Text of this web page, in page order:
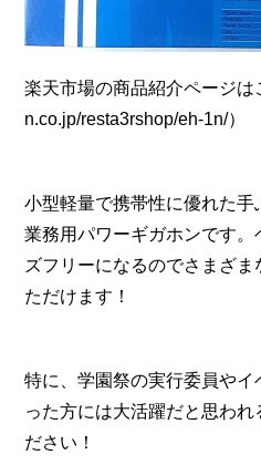
楽天市場の商品紹介ページは
n.co.jp/resta3rshop/eh-1n/）
小型軽量で携帯性に優れた手
業務用パワーギガホンです
ズフリーになるのでさまざ
ただけます！
特に、学園祭の実行委員や
った方には大活躍だと思われ
ださい！